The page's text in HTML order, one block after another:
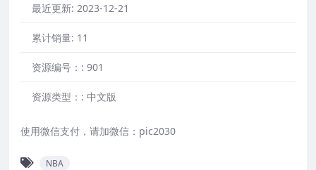
最近更新: 2023-12-21
累计销量: 11
资源编号：: 901
资源类型：: 中文版
使用微信支付，请加微信：pic2030
NBA